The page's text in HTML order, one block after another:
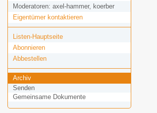
Moderatoren: axel-hammer, koerber
Eigentümer kontaktieren
Listen-Hauptseite
Abonnieren
Abbestellen
Archiv
Senden
Gemeinsame Dokumente